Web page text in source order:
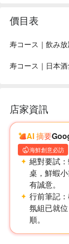
價目表
寿コース｜飲み
寿コース｜日本
店家資訊
AI 摘要
海鮮創意必訪
絕對要試：
桌，鮮蝦
有誠意。
行前筆記：
氛組已就
順。